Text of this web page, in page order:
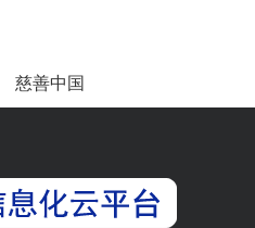
慈善中国